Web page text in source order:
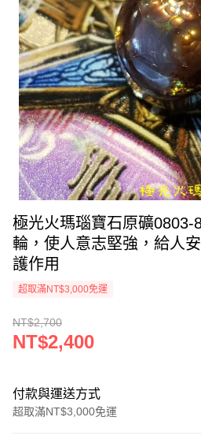
極光火瑪瑙寶石原礦0803-
輪，使人意志堅強，給人
護作用
超取滿NT$3,000免運
NT$2,700
NT$2,400
付款與運送方式
超取滿NT$3,000免運